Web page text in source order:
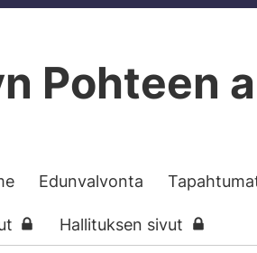
Pohteen
Edunvalvonta
Hallituksen sivut